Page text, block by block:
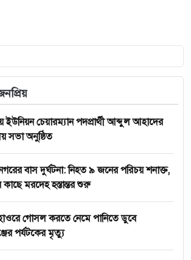
ইউনিয়ন চেয়ারম্যান পদপ্রার্থী আব্দুল আহাদের
সভা অনুষ্ঠিত
বাস দুর্ঘটনা: নিহত ৯ জনের পরিচয় শনাক্ত,
মরদেহ হস্তান্তর শুরু
হাওরে গোসল করতে নেমে পানিতে ডুবে
পর্যটকের মৃত্যু